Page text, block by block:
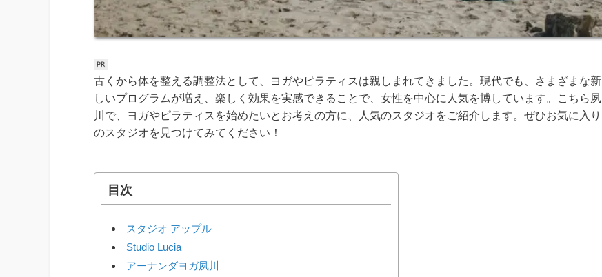
古くから体を整える調整法として、ヨガやピラティスは親しまれてきました。現代でも、さまざまな新
しいプログラムが増え、楽しく効果を実感できることで、女性を中心に人気を博しています。こちら夙
川で、ヨガやピラティスを始めたいとお考えの方に、人気のスタジオをご紹介します。ぜひお気に入り
のスタジオを見つけてみてください！
目次
スタジオ アップル
Studio Lucia
アーナンダヨガ夙川